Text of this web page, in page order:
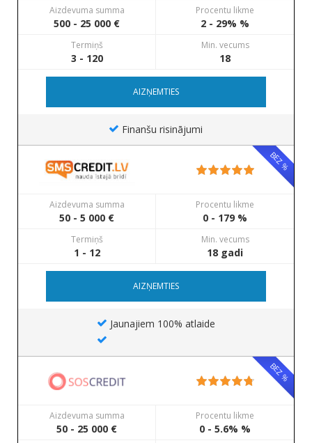
Aizdevuma summa
500 - 25 000 €
Procentu likme
2 - 29% %
Termiņš
3 - 120
Min. vecums
18
AIZŅEMTIES
Finanšu risinājumi
BEZ %
Aizdevuma summa
50 - 5 000 €
Procentu likme
0 - 179 %
Termiņš
1 - 12
Min. vecums
18 gadi
AIZŅEMTIES
Jaunajiem 100% atlaide
BEZ %
Aizdevuma summa
50 - 25 000 €
Procentu likme
0 - 5.6% %